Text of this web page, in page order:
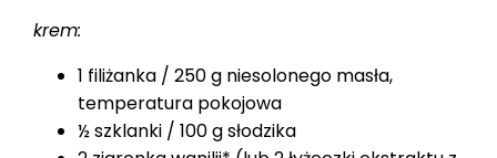
krem:
1 filiżanka / 250 g niesolonego masła,
temperatura pokojowa
½ szklanki / 100 g słodzika